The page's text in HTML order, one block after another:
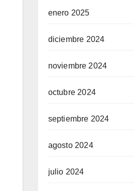
enero 2025
diciembre 2024
noviembre 2024
octubre 2024
septiembre 2024
agosto 2024
julio 2024